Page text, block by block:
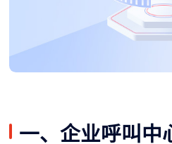
一、企业呼叫中